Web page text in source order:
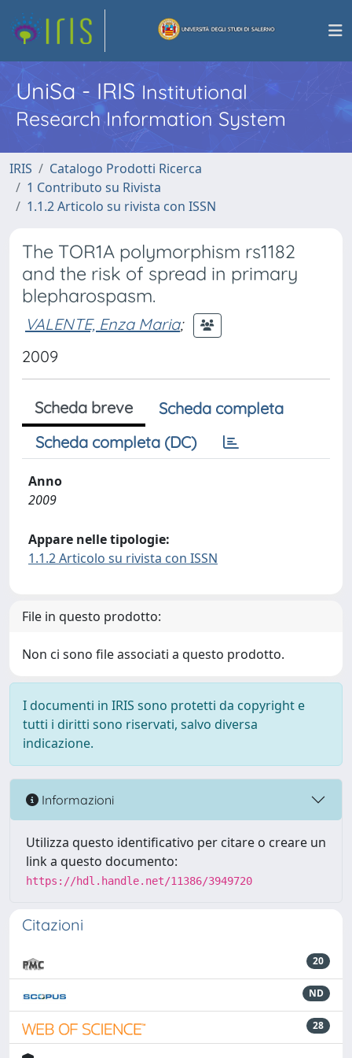
UniSa - IRISInstitutional
Research Information System
IRIS
Catalogo Prodotti Ricerca
1 Contributo su Rivista
1.1.2 Articolo su rivista con ISSN
The TOR1A polymorphism rs1182
and the risk of spread in primary
blepharospasm.
VALENTE, Enza Maria;
2009
Scheda breve
Scheda completa
Scheda completa (DC)
Anno
2009
Appare nelle tipologie:
1.1.2 Articolo su rivista con ISSN
File in questo prodotto:
Non ci sono file associati a questo prodotto.
I documenti in IRIS sono protetti da copyright e
tutti i diritti sono riservati, salvo diversa
indicazione.
Informazioni
Utilizza questo identificativo per citare o creare un
link a questo documento:
https://hdl.handle.net/11386/3949720
Citazioni
20
ND
28